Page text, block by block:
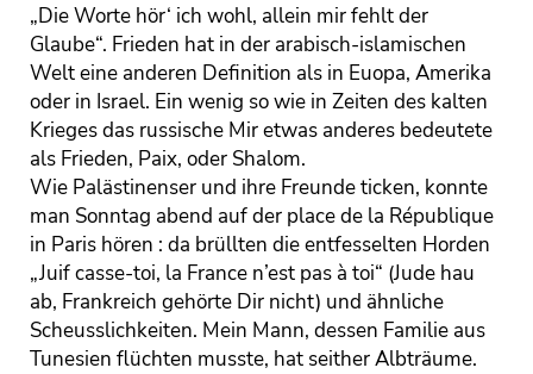
„Die Worte hör‘ ich wohl, allein mir fehlt der
Glaube“. Frieden hat in der arabisch-islamischen
Welt eine anderen Definition als in Euopa, Amerika
oder in Israel. Ein wenig so wie in Zeiten des kalten
Krieges das russische Mir etwas anderes bedeutete
als Frieden, Paix, oder Shalom.
Wie Palästinenser und ihre Freunde ticken, konnte
man Sonntag abend auf der place de la République
in Paris hören : da brüllten die entfesselten Horden
„Juif casse-toi, la France n’est pas à toi“ (Jude hau
ab, Frankreich gehörte Dir nicht) und ähnliche
Scheusslichkeiten. Mein Mann, dessen Familie aus
Tunesien flüchten musste, hat seither Albträume.